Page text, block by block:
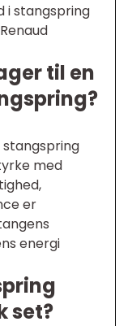
i stangspring
til en
med
er
energi
set?